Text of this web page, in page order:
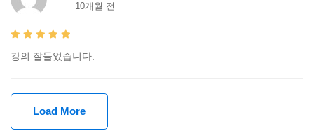
10개월 전
강의 잘들었습니다.
Load More